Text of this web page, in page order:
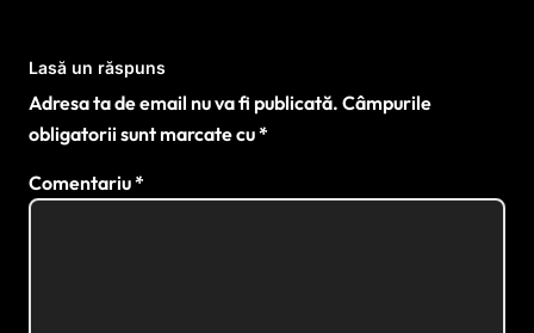
Lasă un răspuns
Adresa ta de email nu va fi publicată. Câmpurile
obligatorii sunt marcate cu*
Comentariu*